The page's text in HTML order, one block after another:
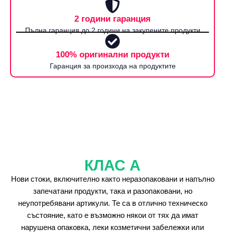
2 години гаранция
Пълна гаранция до 2 години на закупените продукти
100% оригинални продукти
Гаранция за произхода на продуктите
КЛАС А
Нови стоки, включително както неразопаковани и напълно
запечатани продукти, така и разопаковани, но
неупотребявани артикули. Те са в отлично техническо
състояние, като е възможно някои от тях да имат
нарушена опаковка, леки козметични забележки или